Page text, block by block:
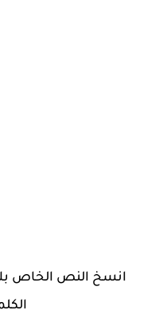
انسخ النص الخاص